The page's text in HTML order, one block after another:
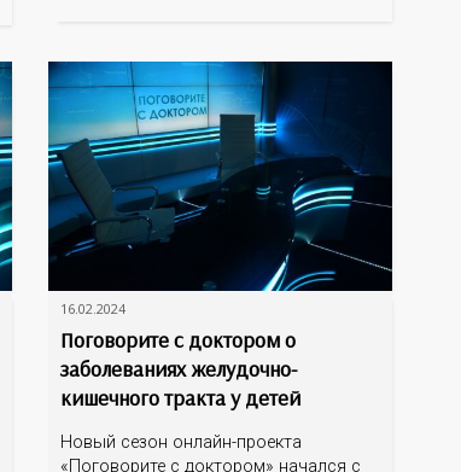
16.02.2024
Поговорите с доктором о
заболеваниях желудочно-
кишечного тракта у детей
Новый сезон онлайн-проекта
«Поговорите с доктором» начался с